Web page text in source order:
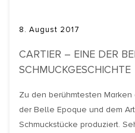
8. August 2017
CARTIER – EINE DER
SCHMUCKGESCHICHTE
Zu den berühmtesten Marken
der Belle Epoque und dem
Schmuckstücke produziert.